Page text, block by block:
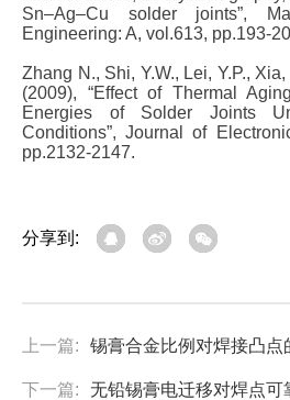
Sn–Ag–Cu solder joints”,
Engineering: A, vol.613, pp.193-
Zhang N., Shi, Y.W., Lei, Y.P.,
(2009), “Effect of Thermal
Energies of Solder Joints
Conditions”, Journal of
pp.2132-2147.
分享到:
上一篇: 锡膏合金比例对焊接凸点
下一篇: 无铅锡膏电迁移对焊点可